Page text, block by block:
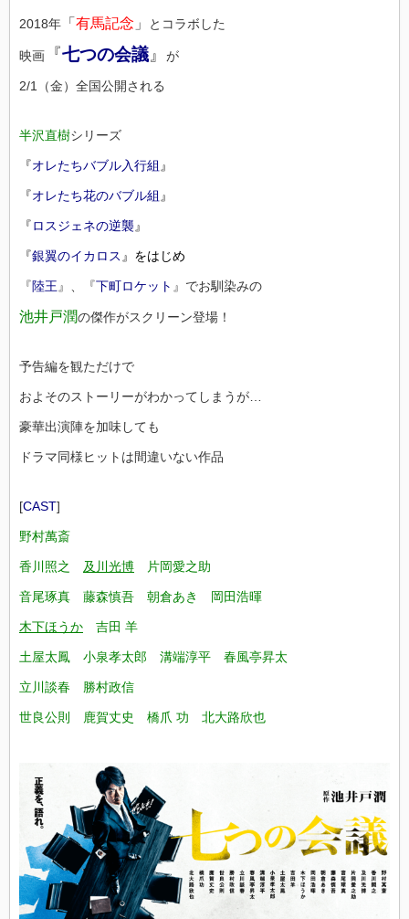
2018年 「 有馬記念 」 とコラボした
映画 『七つの会議 』 が
2/1（金）全国公開される
半沢直樹シリーズ
『オレたちバブル入行組 』
『オレたち花のバブル組 』
『ロスジェネの逆襲』
『銀翼のイカロス 』をはじめ
『陸王 』、『下町ロケット 』でお馴染みの
池井戸潤の傑作がスクリーン登場！
予告編を観ただけで
およそのストーリーがわかってしまうが…
豪華出演陣を加味しても
ドラマ同様ヒットは間違いない作品
[CAST]
野村萬斎
香川照之 及川光博 片岡愛之助
音尾琢真 藤森慎吾 朝倉あき 岡田浩暉
木下ほうか 吉田 羊
土屋太鳳 小泉孝太郎 溝端淳平 春風亭昇太
立川談春 勝村政信
世良公則 鹿賀丈史 橋爪 功 北大路欣也